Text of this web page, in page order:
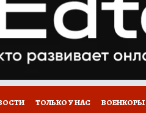
ТОЛЬКО У НАС ВОЕНКОРЫ